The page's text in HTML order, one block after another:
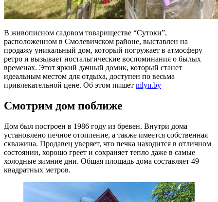
В живописном садовом товариществе “Сутоки”,
расположенном в Смолевичском районе, выставлен на
продажу уникальный дом, который погружает в атмосферу
ретро и вызывает ностальгические воспоминания о былых
временах. Этот яркий дачный домик, который станет
идеальным местом для отдыха, доступен по весьма
привлекательной цене. Об этом пишет mlyn.by
Смотрим дом поближе
Дом был построен в 1986 году из бревен. Внутри дома
установлено печное отопление, а также имеется собственная
скважина. Продавец уверяет, что печка находится в отличном
состоянии, хорошо греет и сохраняет тепло даже в самые
холодные зимние дни. Общая площадь дома составляет 49
квадратных метров.